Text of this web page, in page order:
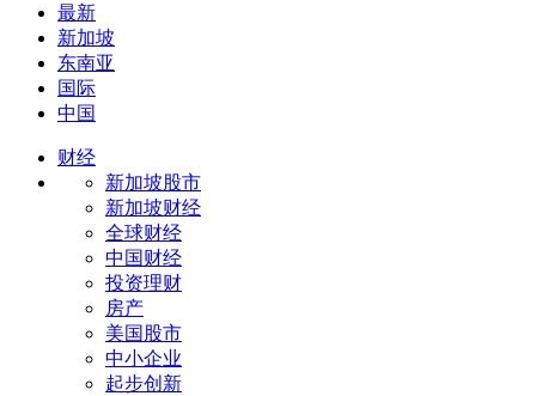
最新
新加坡
东南亚
国际
中国
财经
新加坡股市
新加坡财经
全球财经
中国财经
投资理财
房产
美国股市
中小企业
起步创新